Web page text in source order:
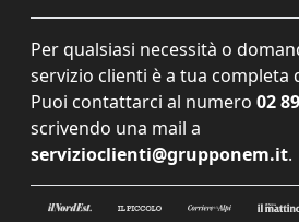
Per qualsiasi necessità o
servizio clienti è a tua completa
Puoi contattarci al numero 02
scrivendo una mail a
servizioclienti@grupponem.it.